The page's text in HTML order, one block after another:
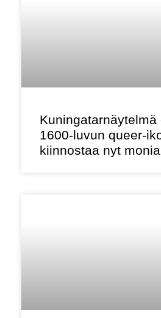
Kuningatarnäytelmä
1600-luvun queer-
kiinnostaa nyt monia